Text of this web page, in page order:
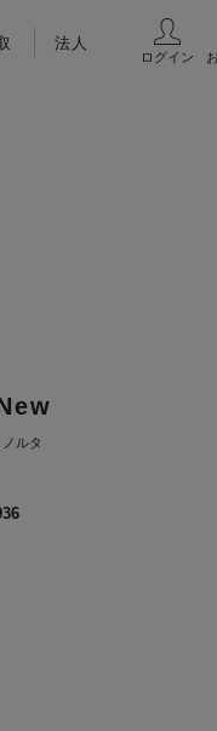
法人
ログイン
ルタ